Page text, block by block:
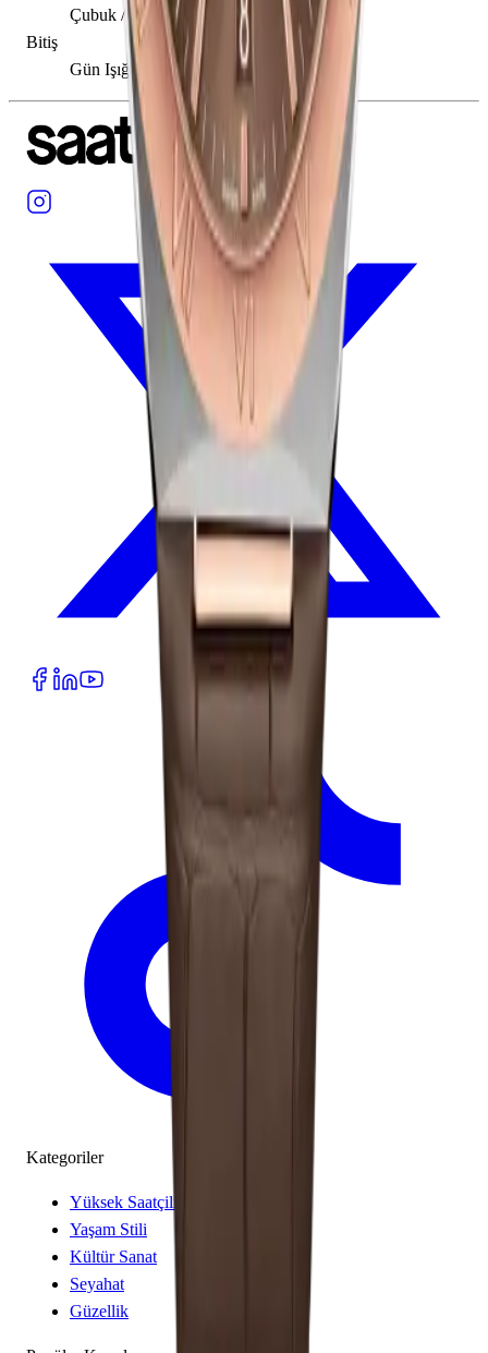
Çubuk / Nokta
Bitiş
Gün Işığı
Kategoriler
Yüksek Saatçilik
Yaşam Stili
Kültür Sanat
Seyahat
Güzellik